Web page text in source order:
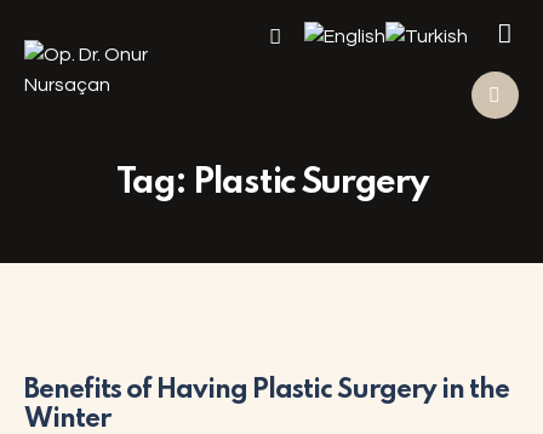
Tag: Plastic Surgery
Benefits of Having Plastic Surgery in the
Winter